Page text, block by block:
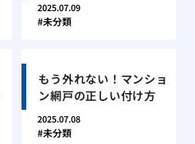
2025.07.09
未分類
もう外れない！マンショ
ン網戸の正しい付け方
2025.07.08
未分類